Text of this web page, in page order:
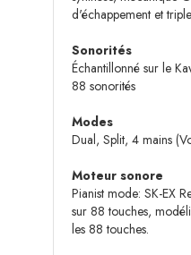
d'échappement et
Sonorités
Échantillonné sur le
88 sonorités
Modes
Dual, Split, 4 mains
Moteur sonore
Pianist mode: SK-EX
sur 88 touches,
les 88 touches.